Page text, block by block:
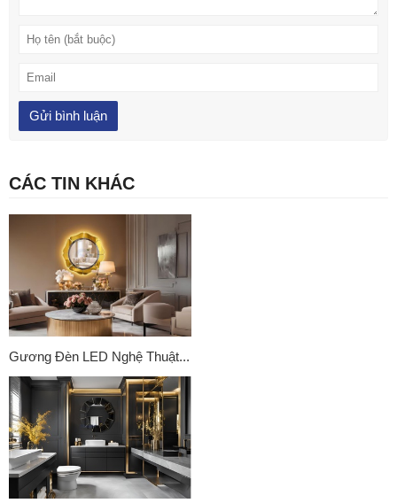
CÁC TIN KHÁC
Gương Đèn LED Nghệ Thuật...